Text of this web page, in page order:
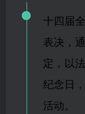
十四届
表决，
定，以
纪念日
活动。